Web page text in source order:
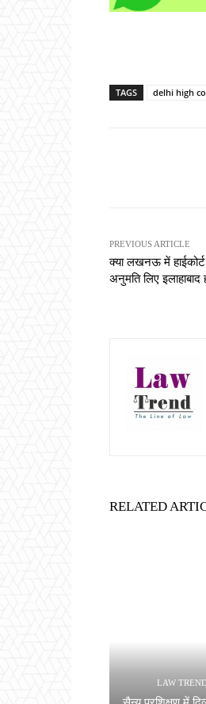
TAGS delhi high
PREVIOUS ARTICLE
क्या लखनऊ में हाईकोर्ट
अनुमति लिए इलाहाबाद
RELATED
LAW